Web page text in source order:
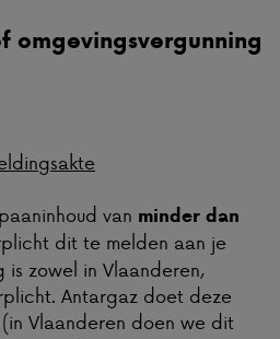
omgevingsvergunning
van minder dan
dit te melden aan je
zowel in Vlaanderen,
Antargaz doet deze
Vlaanderen doen we dit